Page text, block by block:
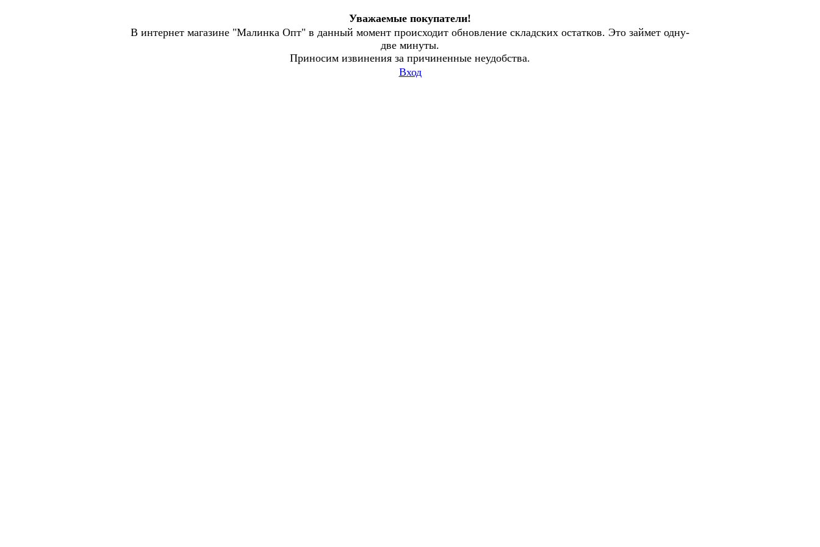
Уважаемые покупатели!
В интернет магазине "Малинка Опт" в данный момент происходит обновление складских остатков. Это займет одну-
две минуты.
Приносим извинения за причиненные неудобства.
Вход